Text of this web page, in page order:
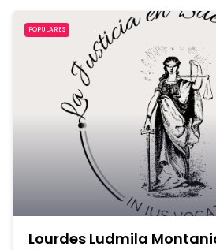
POPULARES
Lourdes Ludmila